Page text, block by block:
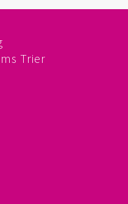
Trier